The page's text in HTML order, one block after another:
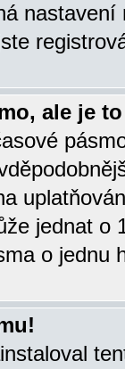
ale je
jednat o
o jednu